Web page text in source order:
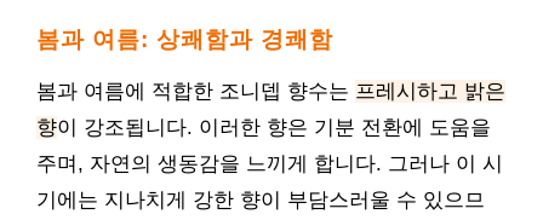
봄과 여름: 상쾌함과 경쾌함
봄과 여름에 적합한 조니뎁 향수는 프레시하고 밝은
향이 강조됩니다. 이러한 향은 기분 전환에 도움을
주며, 자연의 생동감을 느끼게 합니다. 그러나 이 시
기에는 지나치게 강한 향이 부담스러울 수 있으므